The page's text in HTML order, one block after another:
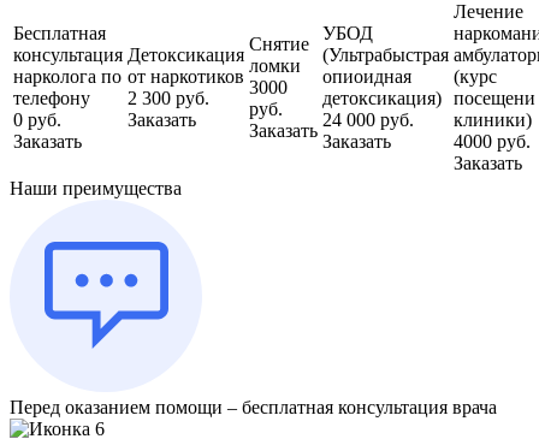
Бесплатная
консультация
нарколога по
телефону
0 руб.
Заказать
Детоксикация
от наркотиков
2 300 руб.
Заказать
Снятие
ломки
3000
руб.
Заказать
УБОД
(Ультрабыстрая
опиоидная
детоксикация)
24 000 руб.
Заказать
Лечение
(курс
посещени
клиники)
4000 руб.
Заказать
Наши преимущества
Перед оказанием помощи – бесплатная консультация врача